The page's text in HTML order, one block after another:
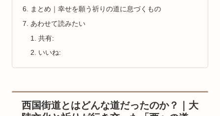
まとめ｜幸せを願う祈りの道に息づくもの
あわせて読みたい
共有:
いいね:
西国街道とはどんな道だったのか？｜大